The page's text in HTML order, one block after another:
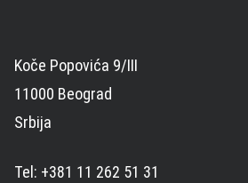
Koče Popovića 9/III
11000 Beograd
Srbija
Tel: +381 11 262 51 31